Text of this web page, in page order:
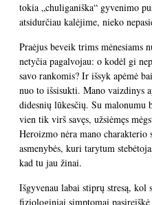
tokia „chuliganiška“ gyvenimo
atsidurčiau kalėjime, nieko
Praėjus beveik trims mėnesiams
netyčia pagalvojau: o kodėl gi
savo rankomis? Ir išsyk apėmė
nuo to išsisukti. Mano vaizdinys
didesnių lūkesčių. Su malonumu
vien tik virš savęs, užsiėmęs
Heroizmo nėra mano charakterio
asmenybės, kuri tarytum
kad tu jau žinai.
Išgyvenau labai stiprų stresą,
fiziologiniai simptomai pasireiškė